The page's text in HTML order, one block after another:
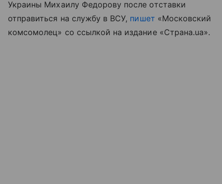
Украины Михаилу Федорову после отставки
отправиться на службу в ВСУ, пишет «Московский
комсомолец» со ссылкой на издание «Страна.ua».